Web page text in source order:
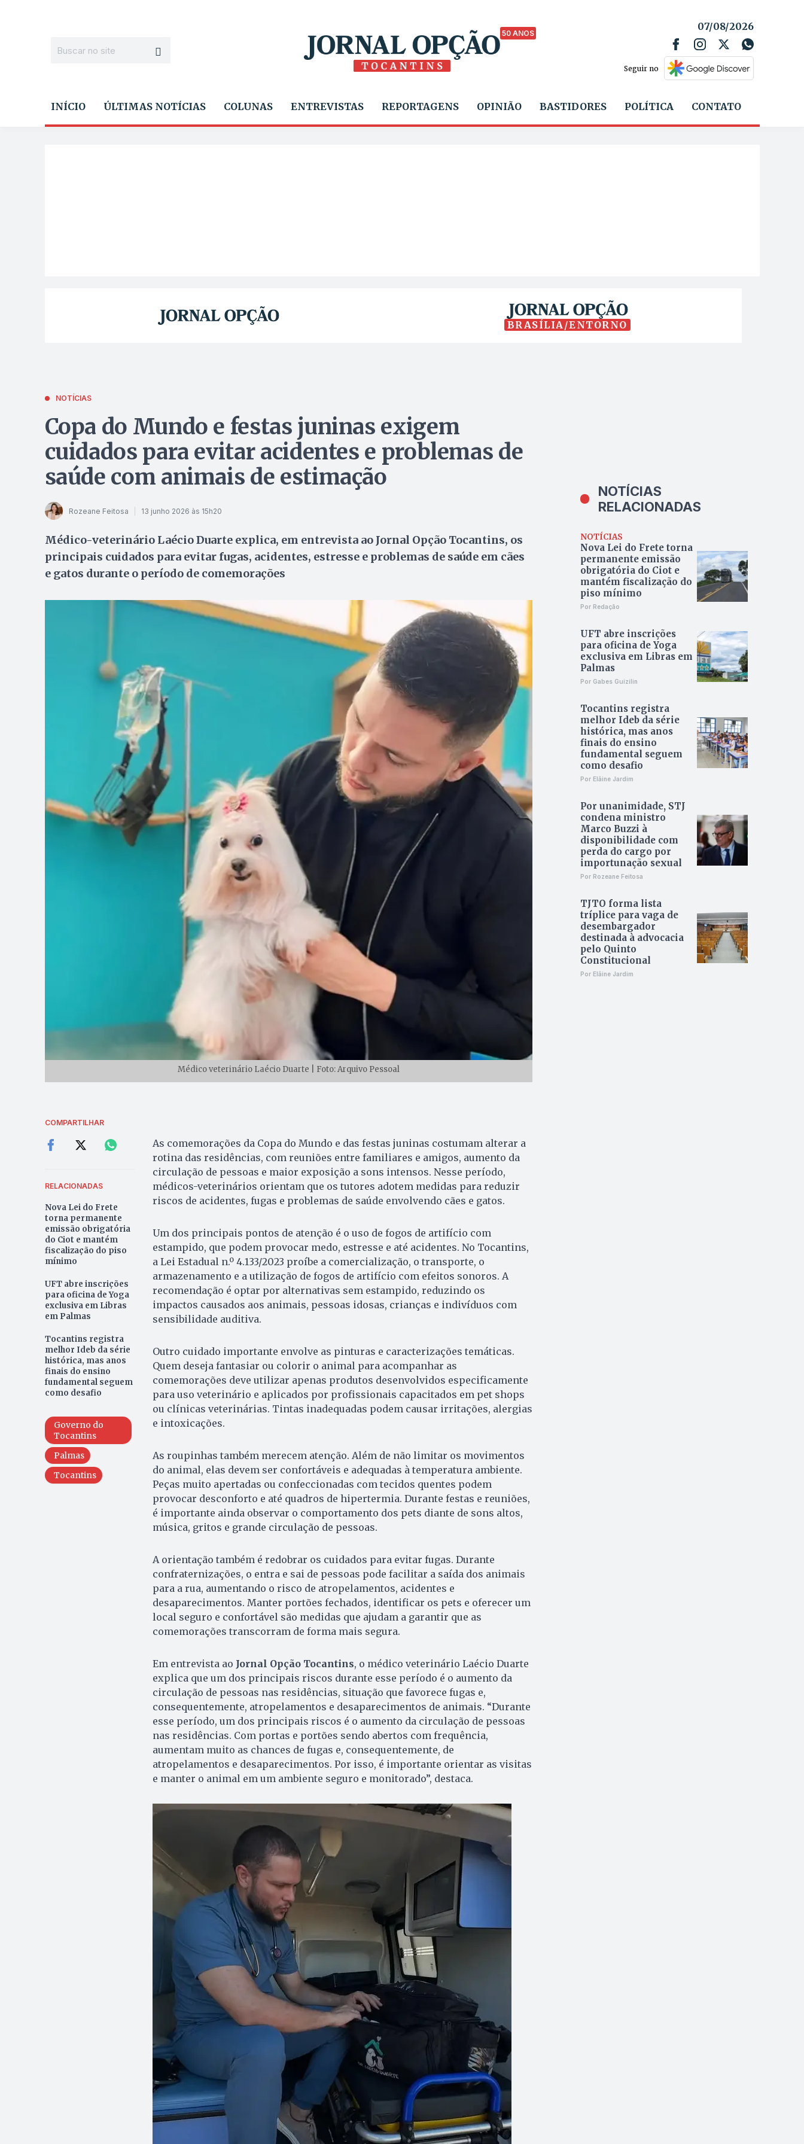
50 ANOS
07/08/2026
Seguir no
INÍCIO ÚLTIMAS NOTÍCIAS COLUNAS ENTREVISTAS REPORTAGENS OPINIÃO BASTIDORES POLÍTICA CONTATO
BRASÍLIA/ENTORNO
NOTÍCIAS
Copa do Mundo e festas juninas exigem
cuidados para evitar acidentes e problemas de
saúde com animais de estimação
Rozeane Feitosa 13 junho 2026 às 15h20
Médico-veterinário Laécio Duarte explica, em entrevista ao Jornal Opção Tocantins, os
principais cuidados para evitar fugas, acidentes, estresse e problemas de saúde em cães
e gatos durante o período de comemorações
Médico veterinário Laécio Duarte | Foto: Arquivo Pessoal
COMPARTILHAR
RELACIONADAS
Nova Lei do Frete
torna permanente
emissão obrigatória
do Ciot e mantém
fiscalização do piso
mínimo
UFT abre inscrições
para oficina de Yoga
exclusiva em Libras
em Palmas
Tocantins registra
melhor Ideb da série
histórica, mas anos
finais do ensino
fundamental seguem
como desafio
Governo do
Tocantins
Palmas
Tocantins
As comemorações da Copa do Mundo e das festas juninas costumam alterar a
rotina das residências, com reuniões entre familiares e amigos, aumento da
circulação de pessoas e maior exposição a sons intensos. Nesse período,
médicos-veterinários orientam que os tutores adotem medidas para reduzir
riscos de acidentes, fugas e problemas de saúde envolvendo cães e gatos.
Um dos principais pontos de atenção é o uso de fogos de artifício com
estampido, que podem provocar medo, estresse e até acidentes. No Tocantins,
a Lei Estadual n.º 4.133/2023 proíbe a comercialização, o transporte, o
armazenamento e a utilização de fogos de artifício com efeitos sonoros. A
recomendação é optar por alternativas sem estampido, reduzindo os
impactos causados aos animais, pessoas idosas, crianças e indivíduos com
sensibilidade auditiva.
Outro cuidado importante envolve as pinturas e caracterizações temáticas.
Quem deseja fantasiar ou colorir o animal para acompanhar as
comemorações deve utilizar apenas produtos desenvolvidos especificamente
para uso veterinário e aplicados por profissionais capacitados em pet shops
ou clínicas veterinárias. Tintas inadequadas podem causar irritações, alergias
e intoxicações.
As roupinhas também merecem atenção. Além de não limitar os movimentos
do animal, elas devem ser confortáveis e adequadas à temperatura ambiente.
Peças muito apertadas ou confeccionadas com tecidos quentes podem
provocar desconforto e até quadros de hipertermia. Durante festas e reuniões,
é importante ainda observar o comportamento dos pets diante de sons altos,
música, gritos e grande circulação de pessoas.
A orientação também é redobrar os cuidados para evitar fugas. Durante
confraternizações, o entra e sai de pessoas pode facilitar a saída dos animais
para a rua, aumentando o risco de atropelamentos, acidentes e
desaparecimentos. Manter portões fechados, identificar os pets e oferecer um
local seguro e confortável são medidas que ajudam a garantir que as
comemorações transcorram de forma mais segura.
Em entrevista ao Jornal Opção Tocantins, o médico veterinário Laécio Duarte
explica que um dos principais riscos durante esse período é o aumento da
circulação de pessoas nas residências, situação que favorece fugas e,
consequentemente, atropelamentos e desaparecimentos de animais. “Durante
esse período, um dos principais riscos é o aumento da circulação de pessoas
nas residências. Com portas e portões sendo abertos com frequência,
aumentam muito as chances de fugas e, consequentemente, de
atropelamentos e desaparecimentos. Por isso, é importante orientar as visitas
e manter o animal em um ambiente seguro e monitorado”, destaca.
NOTÍCIAS
RELACIONADAS
NOTÍCIAS
Nova Lei do Frete torna
permanente emissão
obrigatória do Ciot e
mantém fiscalização do
piso mínimo
Por Redação
UFT abre inscrições
para oficina de Yoga
exclusiva em Libras em
Palmas
Por Gabes Guizilin
Tocantins registra
melhor Ideb da série
histórica, mas anos
finais do ensino
fundamental seguem
como desafio
Por Elâine Jardim
Por unanimidade, STJ
condena ministro
Marco Buzzi à
disponibilidade com
perda do cargo por
importunação sexual
Por Rozeane Feitosa
TJTO forma lista
tríplice para vaga de
desembargador
destinada à advocacia
pelo Quinto
Constitucional
Por Elâine Jardim